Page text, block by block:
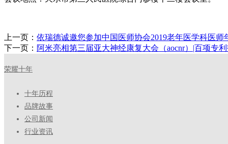
上一页： 依瑞德诚邀您参加中国医师协会2019老年医学科医
下一页： 阿米亮相第三届亚大神经康复大会（aocnr）|百项专
荣耀十年
十年历程
品牌故事
公司新闻
行业资讯